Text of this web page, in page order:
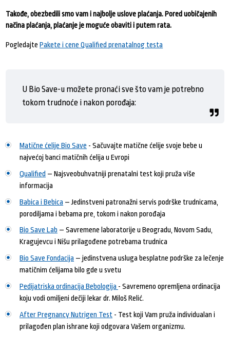
Takođe, obezbedili smo vam i najbolje uslove plaćanja. Pored uobičajenih
načina plaćanja, plaćanje je moguće obaviti i putem rata.
PogledajtePakete i cene Qualified prenatalnog testa
U Bio Save-u možete pronaći sve što vam je potrebno
tokom trudnoće i nakon porođaja:
Matične ćelije Bio Save - Sačuvajte matične ćelije svoje bebe u
najvećoj banci matičnih ćelija u Evropi
Qualified – Najsveobuhvatniji prenatalni test koji pruža više
informacija
Babica i Bebica – Jedinstveni patronažni servis podrške trudnicama,
porodiljama i bebama pre, tokom i nakon porođaja
Bio Save Lab – Savremene laboratorije u Beogradu, Novom Sadu,
Kragujevcu i Nišu prilagođene potrebama trudnica
Bio Save Fondacija – jedinstvena usluga besplatne podrške za lečenje
matičnim ćelijama bilo gde u svetu
Pedijatriska ordinacija Bebologija - Savremeno opremljena ordinacija
koju vodi omiljeni dečiji lekar dr. Miloš Relić.
After Pregnancy Nutrigen Test - Test koji Vam pruža individualan i
prilagođen plan ishrane koji odgovara Vašem organizmu.